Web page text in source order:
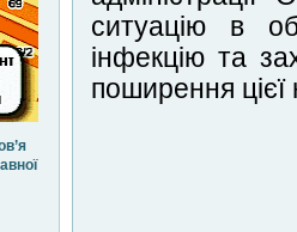
ситуацію в
інфекцію та
поширення цієї